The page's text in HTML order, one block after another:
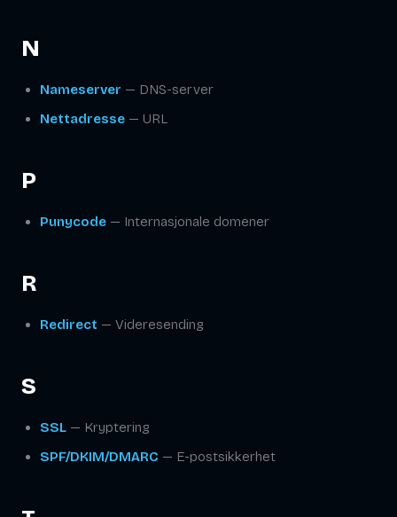
N
Nameserver — DNS-server
Nettadresse— URL
P
Punycode— Internasjonale domener
R
Redirect — Videresending
S
SSL— Kryptering
SPF/DKIM/DMARC — E-postsikkerhet